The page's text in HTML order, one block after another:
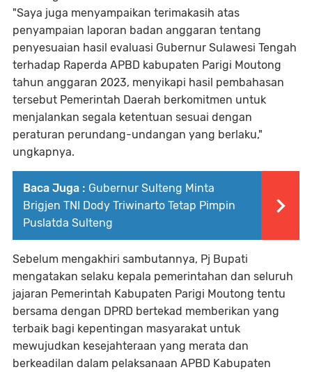
"Saya juga menyampaikan terimakasih atas
penyampaian laporan badan anggaran tentang
penyesuaian hasil evaluasi Gubernur Sulawesi Tengah
terhadap Raperda APBD kabupaten Parigi Moutong
tahun anggaran 2023, menyikapi hasil pembahasan
tersebut Pemerintah Daerah berkomitmen untuk
menjalankan segala ketentuan sesuai dengan
peraturan perundang-undangan yang berlaku,"
ungkapnya.
Baca Juga : Gubernur Sulteng Minta
Brigjen TNI Dody Triwinarto Tetap Pimpin
Puslatda Sulteng
Sebelum mengakhiri sambutannya, Pj Bupati
mengatakan selaku kepala pemerintahan dan seluruh
jajaran Pemerintah Kabupaten Parigi Moutong tentu
bersama dengan DPRD bertekad memberikan yang
terbaik bagi kepentingan masyarakat untuk
mewujudkan kesejahteraan yang merata dan
berkeadilan dalam pelaksanaan APBD Kabupaten